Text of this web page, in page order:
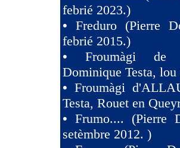
febrié 2023.)
• Freduro (Pierre
febrié 2015.)
• Froumàgi de
Dominique Testa,
•Froumàgi
Testa, Rouet en
• Frumo.... (Pierre
setèmbre 2012. )